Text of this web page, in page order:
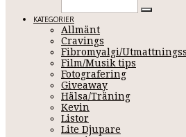
KATEGORIER
Allmänt
Cravings
Fibromyalgi/
Film/Musik tips
Fotografering
Giveaway
Hälsa/Träning
Kevin
Listor
Lite Djupare